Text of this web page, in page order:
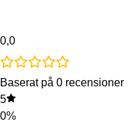
0,0
Baserat på 0 recensioner
5
0%